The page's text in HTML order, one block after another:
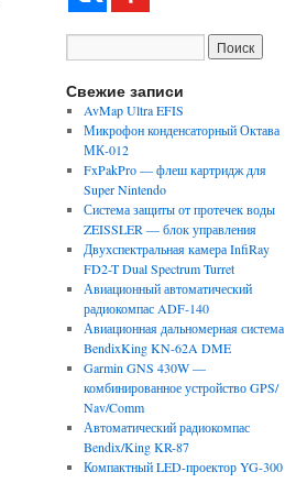
Свежие записи
AvMap Ultra EFIS
Микрофон конденсаторный Октава
МК-012
FxPakPro — флеш картридж для
Super Nintendo
Система защиты от протечек воды
ZEISSLER — блок управления
Двухспектральная камера InfiRay
FD2-T Dual Spectrum Turret
Авиационный автоматический
радиокомпас ADF-140
Авиационная дальномерная система
BendixKing KN-62A DME
Garmin GNS 430W —
комбинированное устройство GPS/
Nav/Comm
Автоматический радиокомпас
Bendix/King KR-87
Компактный LED-проектор YG-300